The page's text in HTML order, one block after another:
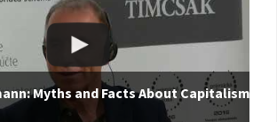
Myths and Facts About Capitalism |